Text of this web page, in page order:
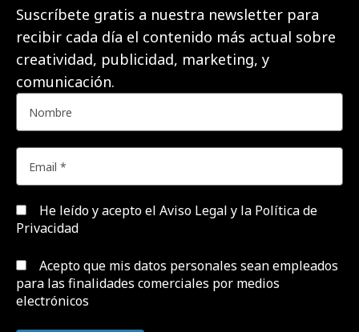
Suscríbete gratis a nuestra newsletter para
recibir cada día el contenido más actual sobre
creatividad, publicidad, marketing, y
comunicación.
He leído y acepto el Aviso Legal y la Política de
Privacidad
Acepto que mis datos personales sean empleados
para las finalidades comerciales por medios
electrónicos